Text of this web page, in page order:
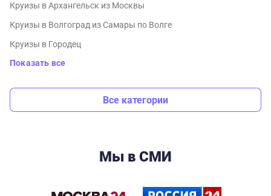
Круизы в Архангельск из Москвы
Круизы в Волгоград из Самары по Волге
Круизы в Городец
Показать все
Все категории
Мы в СМИ